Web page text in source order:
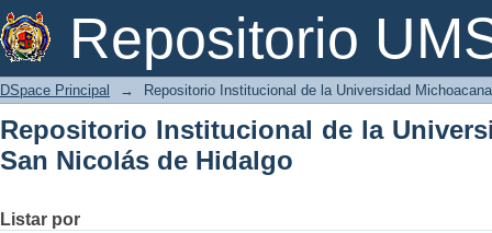
Repositorio
Repositorio Institucional de la
DSpace Principal → Repositorio Institucional de la Universidad
Repositorio Institucional de la
San Nicolás de Hidalgo
Listar por